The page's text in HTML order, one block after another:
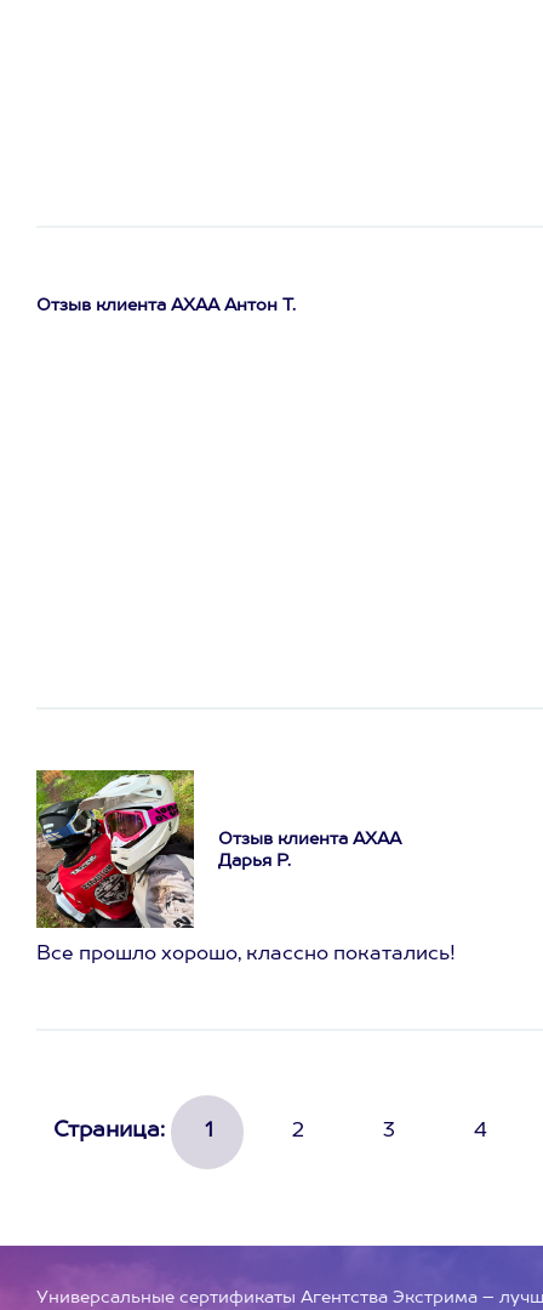
Отзыв клиента АХАА Антон Т.
Отзыв клиента АХАА
Дарья Р.
Все прошло хорошо, классно покатались!
Страница: 1 2 3 4
Универсальные сертификаты Агентства Экстрима –